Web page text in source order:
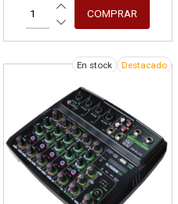
En stock Destacado